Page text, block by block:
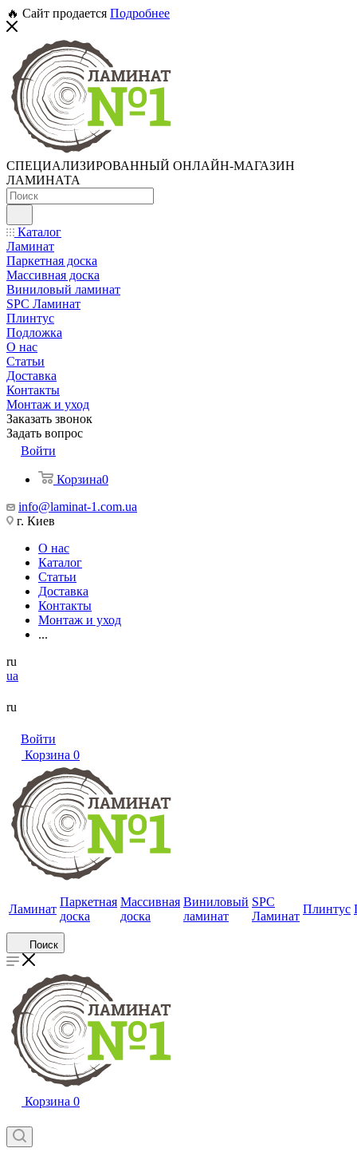
🔥 Сайт продается Подробнее
СПЕЦИАЛИЗИРОВАННЫЙ ОНЛАЙН-МАГАЗИН
ЛАМИНАТА
Каталог
Ламинат
Паркетная доска
Массивная доска
Виниловый ламинат
SPC Ламинат
Плинтус
Подложка
О нас
Статьи
Доставка
Контакты
Монтаж и уход
Заказать звонок
Задать вопрос
Войти
Корзина0
info@laminat-1.com.ua
г. Киев
О нас
Каталог
Статьи
Доставка
Контакты
Монтаж и уход
...
ru
ua
ru
Войти
Корзина 0
Ламинат
Паркетная
доска
Массивная
доска
Виниловый
ламинат
SPC
Ламинат
Плинтус
Поиск
Корзина 0